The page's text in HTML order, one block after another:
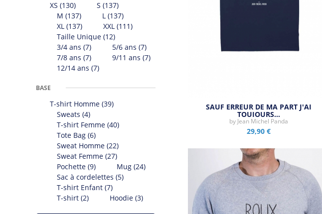
XS (130) S (137)
M (137) L (137)
XL (137) XXL (111)
Taille Unique (12)
3/4 ans (7) 5/6 ans (7)
7/8 ans (7) 9/11 ans (7)
12/14 ans (7)
BASE
T-shirt Homme (39)
Sweats (4)
T-shirt Femme (40)
Tote Bag (6)
Sweat Homme (22)
Sweat Femme (27)
Pochette (9) Mug (24)
Sac à cordelettes (5)
T-shirt Enfant (7)
T-shirt (2) Hoodie (3)
Aperçu rapide
SAUF ERREUR DE MA PART J'AI
TOUJOURS…
by Jean Michel Panda
29,90 €